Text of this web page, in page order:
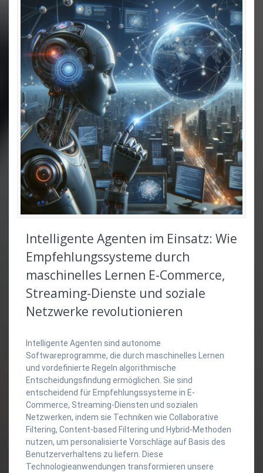
Intelligente Agenten im Einsatz: Wie
Empfehlungssysteme durch
maschinelles Lernen E-Commerce,
Streaming-Dienste und soziale
Netzwerke revolutionieren
Intelligente Agenten sind autonome
Softwareprogramme, die durch maschinelles Lernen
und vordefinierte Regeln algorithmische
Entscheidungsfindung ermöglichen. Sie sind
entscheidend für Empfehlungssysteme in E-
Commerce, Streaming-Diensten und sozialen
Netzwerken, indem sie Techniken wie Collaborative
Filtering, Content-based Filtering und Hybrid-Methoden
nutzen, um personalisierte Vorschläge auf Basis des
Benutzerverhaltens zu liefern. Diese
Technologieanwendungen transformieren unsere